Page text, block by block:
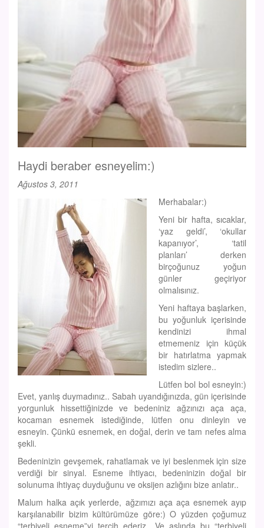
Haydi beraber esneyelim:)
Ağustos 3, 2011
Merhabalar:)
Yeni bir hafta, sıcaklar,
‘yaz geldi’, ‘okullar
kapanıyor’, ‘tatil
planları’ derken
birçoğunuz yoğun
günler geçiriyor
olmalısınız.
Yeni haftaya başlarken,
bu yoğunluk içerisinde
kendinizi ihmal
etmemeniz için küçük
bir hatırlatma yapmak
istedim sizlere..
Lütfen bol bol esneyin:)
Evet, yanlış duymadınız.. Sabah uyandığınızda, gün içerisinde
yorgunluk hissettiğinizde ve bedeniniz ağzınızı aça aça,
kocaman esnemek istediğinde, lütfen onu dinleyin ve
esneyin. Çünkü esnemek, en doğal, derin ve tam nefes alma
şekli.
Bedeninizin gevşemek, rahatlamak ve iyi beslenmek için size
verdiği bir sinyal. Esneme ihtiyacı, bedeninizin doğal bir
solunuma ihtiyaç duyduğunu ve oksijen azlığını bize anlatır..
Malum halka açık yerlerde, ağzımızı aça aça esnemek ayıp
karşılanabilir bizim kültürümüze göre:) O yüzden çoğumuz
“terbiyeli esneme”yi tercih ederiz.. Ve aslında bu “terbiyeli